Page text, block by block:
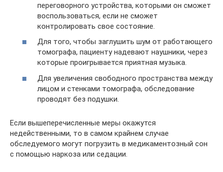
переговорного устройства, которыми он сможет
воспользоваться, если не сможет
контролировать свое состояние.
Для того, чтобы заглушить шум от работающего
томографа, пациенту надевают наушники, через
которые проигрывается приятная музыка.
Для увеличения свободного пространства между
лицом и стенками томографа, обследование
проводят без подушки.
Если вышеперечисленные меры окажутся
недейственными, то в самом крайнем случае
обследуемого могут погрузить в медикаментозный сон
с помощью наркоза или седации.